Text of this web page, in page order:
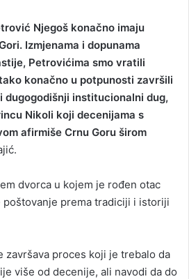
Njegoš konačno imaju
Izmjenama i dopunama
Petrovićima smo vratili
konačno u potpunosti završili
institucionalni dug,
Nikoli koji decenijama s
afirmiše Crnu Goru širom
dvorca u kojem je rođen otac
poštovanje prema tradiciji i istoriji
završava proces koji je trebalo da
više od decenije, ali navodi da do